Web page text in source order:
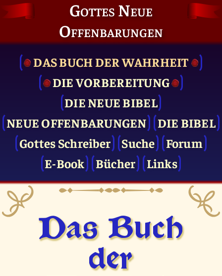
Gottes Neue
Offenbarungen
DAS BUCH DER WAHRHEIT
DIE VOR­BEREITUNG
DIE NEUE BIBEL
NEUE OFFENBARUNGEN
DIE BIBEL
Gottes Schreiber
Suche
Forum
E-Book
Bücher Links
Das Buch
der